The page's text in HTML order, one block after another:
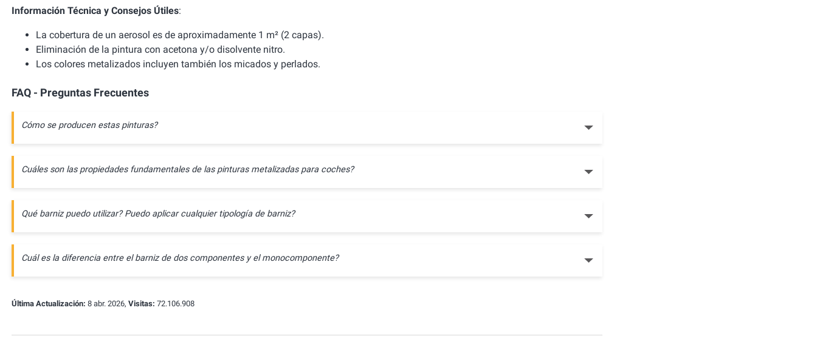
Información Técnica y Consejos Útiles:
La cobertura de un aerosol es de aproximadamente 1 m² (2 capas).
Eliminación de la pintura con acetona y/o disolvente nitro.
Los colores metalizados incluyen también los micados y perlados.
FAQ - Preguntas Frecuentes
Cómo se producen estas pinturas?
Cuáles son las propiedades fundamentales de las pinturas metalizadas para coches?
Qué barniz puedo utilizar? Puedo aplicar cualquier tipología de barniz?
Cuál es la diferencia entre el barniz de dos componentes y el monocomponente?
Última Actualización: 8 abr. 2026, Visitas: 72.106.908